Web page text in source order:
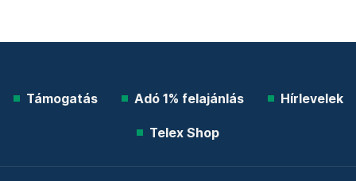
Támogatás Adó 1% felajánlás Hírlevelek
Telex Shop